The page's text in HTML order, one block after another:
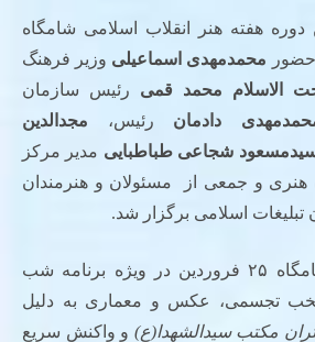
دوره هفته هنر انقلاب اسلامی شامگاه
محمدمهدی اسماعیلی وزیر فرهنگ
الاسلام محمد قمی رئیس سازمان
دادمان رئیس، مجدالدین
شجاعی طباطبایی مدیر مرکز
و جمعی از مسئولان و هنرمندان
اسلامی برگزار شد.
شامگاه ۲۵ فروردین در ویژه‌ برنامه شب
تجسمی، عکس و معماری به دلیل
مکتب سیدالشهدا(ع) و واکنش سریع